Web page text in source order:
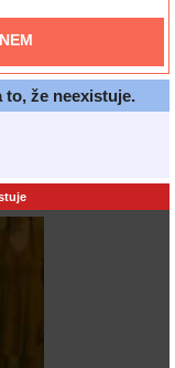
to, že neexistuje.